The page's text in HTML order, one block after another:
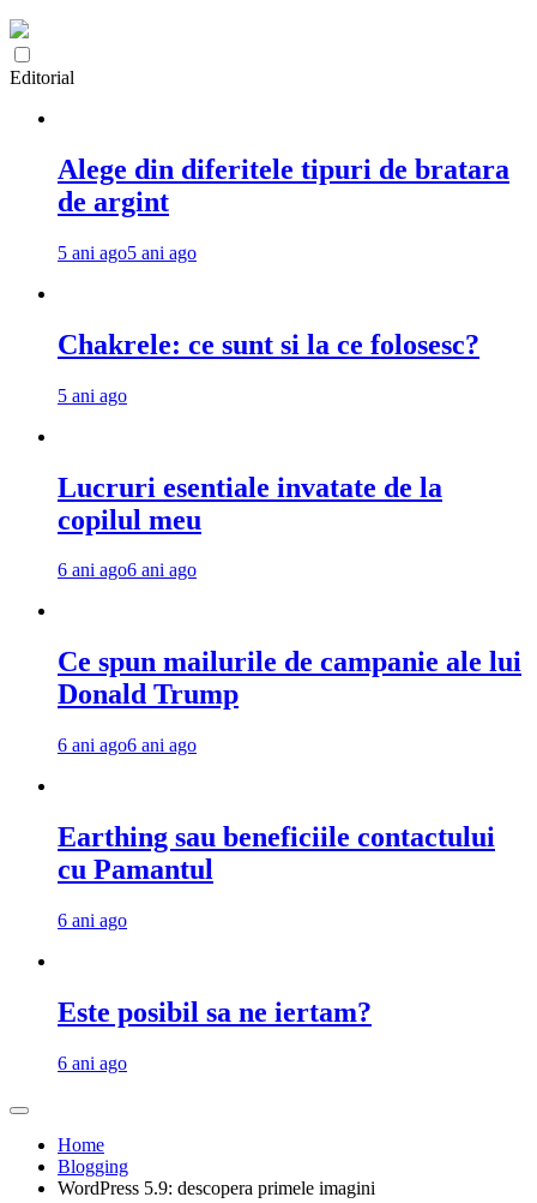
Editorial
Alege din diferitele tipuri de bratara
de argint
5 ani ago5 ani ago
Chakrele: ce sunt si la ce folosesc?
5 ani ago
Lucruri esentiale invatate de la
copilul meu
6 ani ago6 ani ago
Ce spun mailurile de campanie ale lui
Donald Trump
6 ani ago6 ani ago
Earthing sau beneficiile contactului
cu Pamantul
6 ani ago
Este posibil sa ne iertam?
6 ani ago
Home
Blogging
WordPress 5.9: descopera primele imagini